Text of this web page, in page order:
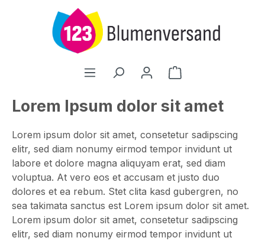
Zum Hauptinhalt springen
Warenkorb
Lorem Ipsum dolor sit amet
Lorem ipsum dolor sit amet, consetetur sadipscing
elitr, sed diam nonumy eirmod tempor invidunt ut
labore et dolore magna aliquyam erat, sed diam
voluptua. At vero eos et accusam et justo duo
dolores et ea rebum. Stet clita kasd gubergren, no
sea takimata sanctus est Lorem ipsum dolor sit amet.
Lorem ipsum dolor sit amet, consetetur sadipscing
elitr, sed diam nonumy eirmod tempor invidunt ut